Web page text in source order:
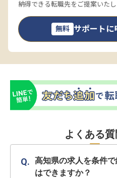
納得できる転職先をご提案いたし
無料 サポートに
よくある質
高知県の求人を条件
はできますか？